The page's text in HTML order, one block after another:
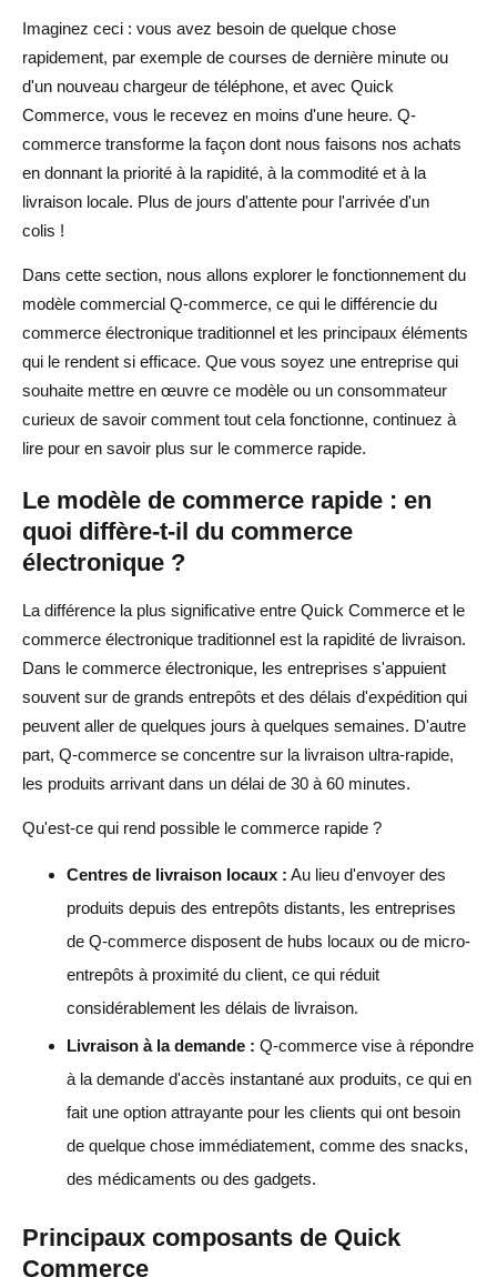
Imaginez ceci : vous avez besoin de quelque chose
rapidement, par exemple de courses de dernière minute ou
d'un nouveau chargeur de téléphone, et avec Quick
Commerce, vous le recevez en moins d'une heure. Q-
commerce transforme la façon dont nous faisons nos achats
en donnant la priorité à la rapidité, à la commodité et à la
livraison locale. Plus de jours d'attente pour l'arrivée d'un
colis !
Dans cette section, nous allons explorer le fonctionnement du
modèle commercial Q-commerce, ce qui le différencie du
commerce électronique traditionnel et les principaux éléments
qui le rendent si efficace. Que vous soyez une entreprise qui
souhaite mettre en œuvre ce modèle ou un consommateur
curieux de savoir comment tout cela fonctionne, continuez à
lire pour en savoir plus sur le commerce rapide.
Le modèle de commerce rapide : en
quoi diffère-t-il du commerce
électronique ?
La différence la plus significative entre Quick Commerce et le
commerce électronique traditionnel est la rapidité de livraison.
Dans le commerce électronique, les entreprises s'appuient
souvent sur de grands entrepôts et des délais d'expédition qui
peuvent aller de quelques jours à quelques semaines. D'autre
part, Q-commerce se concentre sur la livraison ultra-rapide,
les produits arrivant dans un délai de 30 à 60 minutes.
Qu'est-ce qui rend possible le commerce rapide ?
Centres de livraison locaux : Au lieu d'envoyer des
produits depuis des entrepôts distants, les entreprises
de Q-commerce disposent de hubs locaux ou de micro-
entrepôts à proximité du client, ce qui réduit
considérablement les délais de livraison.
Livraison à la demande : Q-commerce vise à répondre
à la demande d'accès instantané aux produits, ce qui en
fait une option attrayante pour les clients qui ont besoin
de quelque chose immédiatement, comme des snacks,
des médicaments ou des gadgets.
Principaux composants de Quick
Commerce